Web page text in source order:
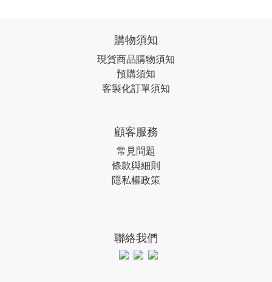
購物須知
現貨商品購物須知
預購須知
客製化訂單須知
顧客服務
常見問題
條款與細則
隱私權政策
聯絡我們